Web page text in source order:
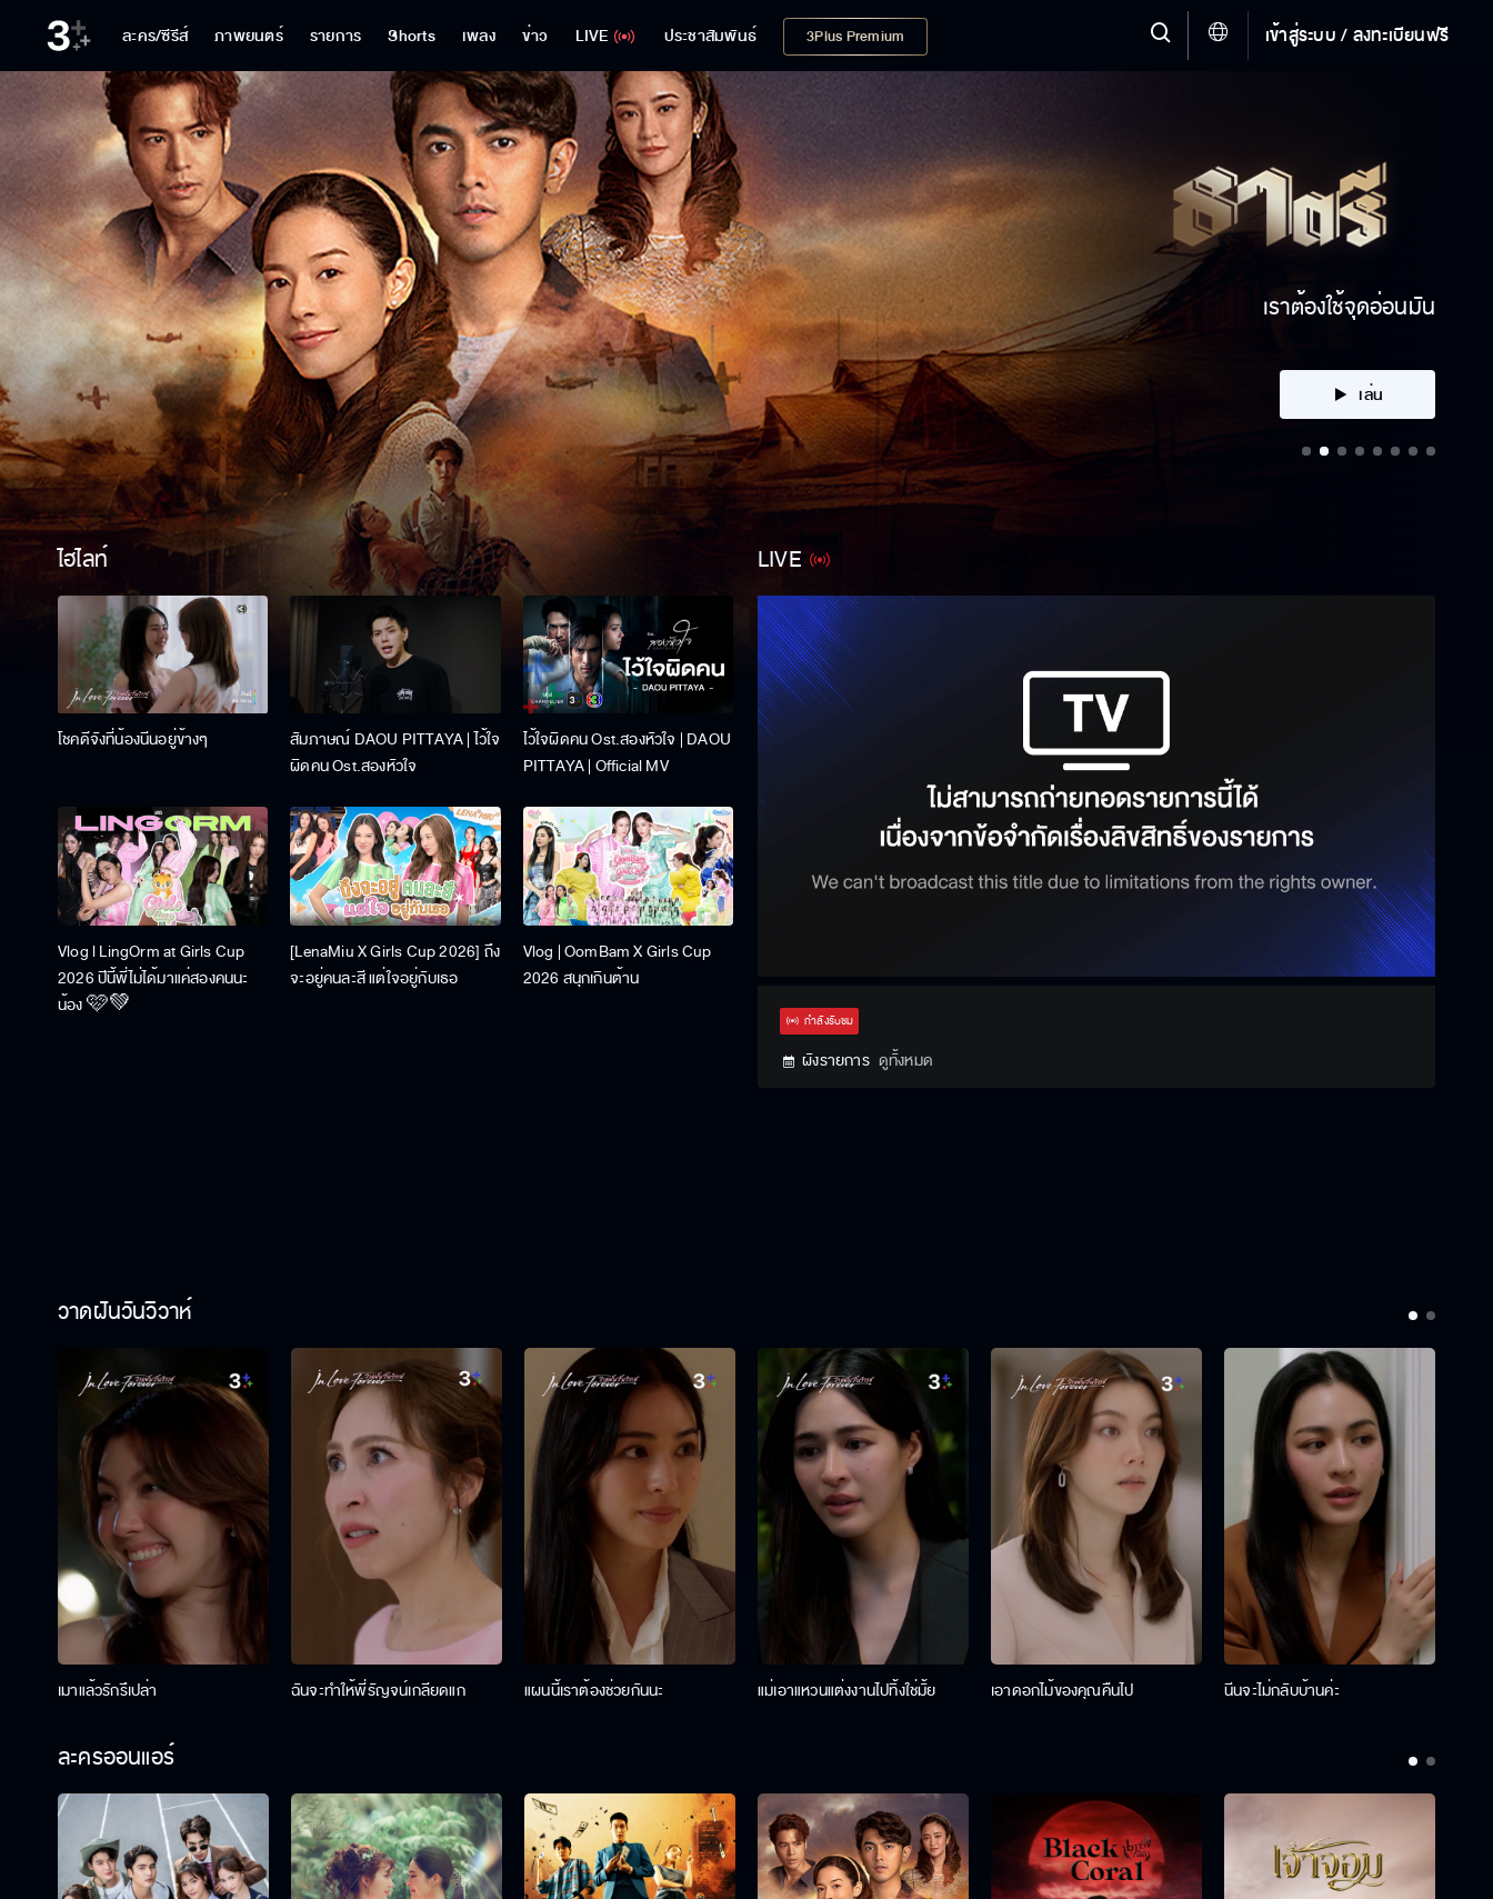
ละคร/ซีรีส์ ภาพยนตร์ รายการ Shorts เพลง ข่าว LIVE ประชาสัมพันธ์ 3Plus Premium เข้าสู่ระบบ / ลงทะเบียนฟรี
พวกมันมากันแล้ว
ไฮไลท์
โชคดีจังที่น้องนีนอยู่ข้างๆ
สัมภาษณ์ DAOU PITTAYA | ไว้ใจ
ผิดคน Ost.สองหัวใจ
ไว้ใจผิดคน Ost.สองหัวใจ | DAOU
PITTAYA | Official MV
Vlog l LingOrm at Girls Cup
2026 ปีนี้พี่ไม่ได้มาแค่สองคนนะ
น้อง 🩷💚
[LenaMiu X Girls Cup 2026] ถึง
จะอยู่คนละสี แต่ใจอยู่กับเธอ
Vlog | OomBam X Girls Cup
2026 สนุกเกินต้าน
LIVE
กำลังรับชม
ผังรายการ ดูทั้งหมด
วาดฝันวันวิวาห์
เมาแล้วรักรึเปล่า ฉันจะทำให้พี่รัญจน์เกลียดแก แผนนี้เราต้องช่วยกันนะ แม่เอาแหวนแต่งงานไปทิ้งใช่มั้ย เอาดอกไม้ของคุณคืนไป นีนจะไม่กลับบ้านค่ะ
ละครออนแอร์